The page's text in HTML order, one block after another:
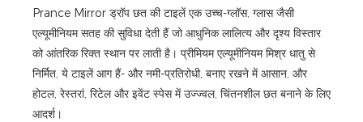
Prance Mirror ड्रॉप छत की टाइलें एक उच्च-ग्लॉस, ग्लास जैसी
एल्यूमीनियम सतह की सुविधा देती हैं जो आधुनिक लालित्य और दृश्य विस्तार
को आंतरिक रिक्त स्थान पर लाती है। प्रीमियम एल्यूमीनियम मिश्र धातु से
निर्मित, ये टाइलें आग हैं- और नमी-प्रतिरोधी, बनाए रखने में आसान, और
होटल, रेस्तरां, रिटेल और इवेंट स्पेस में उज्ज्वल, चिंतनशील छत बनाने के लिए
आदर्श।